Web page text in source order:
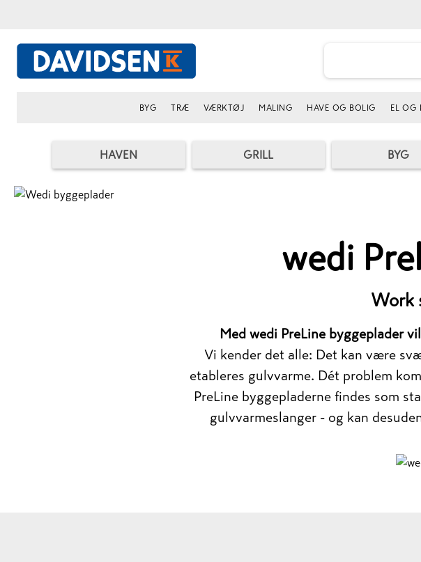
BYG TRÆ VÆRKTØJ MALING HAVE OG BOLIG EL OG
HAVEN GRILL BYG
wedi
Work
Med wedi PreLine byggeplader
Vi kender det alle: Det kan være
etableres gulvvarme. Dét problem
PreLine byggepladerne findes som
gulvvarmeslanger - og kan